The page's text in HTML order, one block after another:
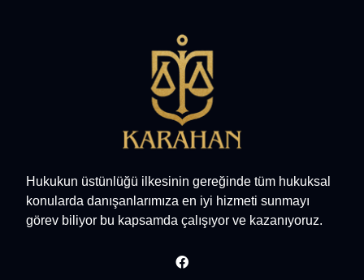
Hukukun üstünlüğü ilkesinin gereğinde tüm hukuksal
konularda danışanlarımıza en iyi hizmeti sunmayı
görev biliyor bu kapsamda çalışıyor ve kazanıyoruz.